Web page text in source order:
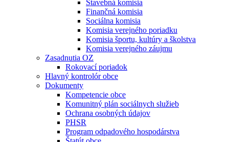
Stavebná komisia
Finančná komisia
Sociálna komisia
Komisia verejného poriadku
Komisia športu, kultúry a školstva
Komisia verejného záujmu
Zasadnutia OZ
Rokovací poriadok
Hlavný kontrolór obce
Dokumenty
Kompetencie obce
Komunitný plán sociálnych služieb
Ochrana osobných údajov
PHSR
Program odpadového hospodárstva